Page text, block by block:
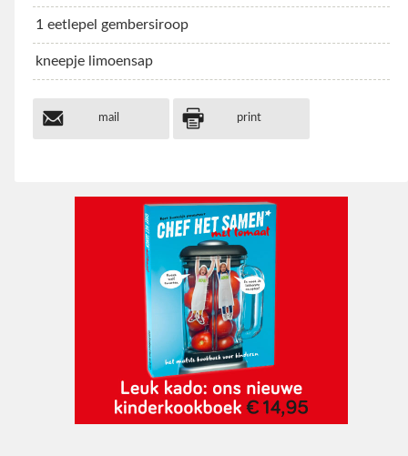
1 eetlepel gembersiroop
kneepje limoensap
mail print